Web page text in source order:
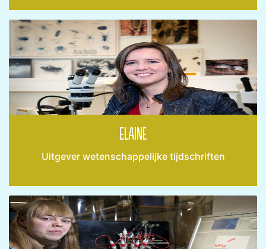
Elaine
Uitgever wetenschappelijke tijdschriften